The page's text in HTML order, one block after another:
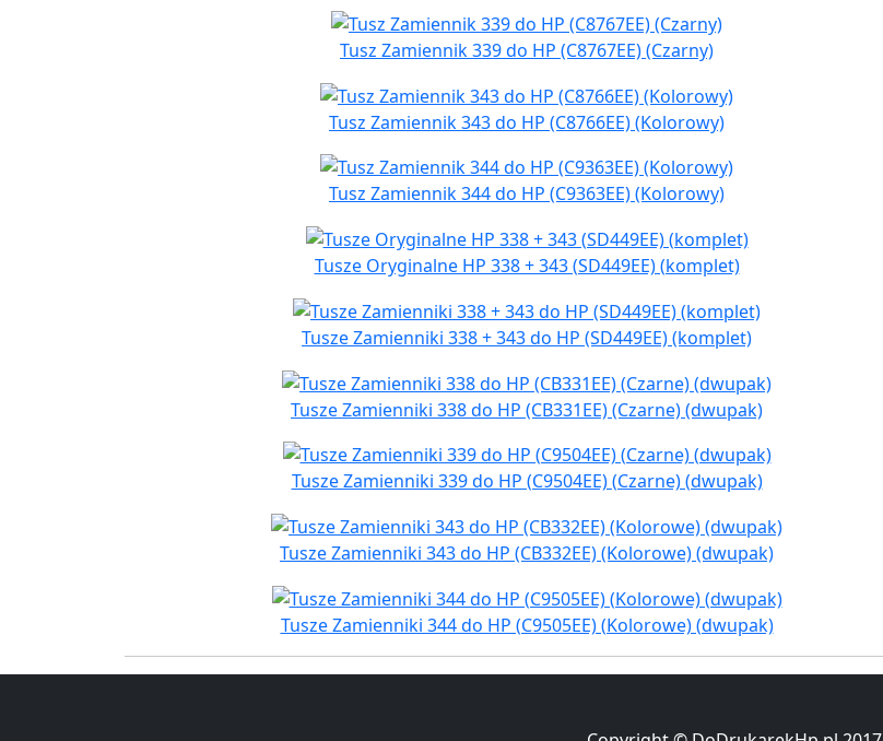
Tusz Zamiennik 339 do HP (C8767EE) (Czarny)
Tusz Zamiennik 343 do HP (C8766EE) (Kolorowy)
Tusz Zamiennik 344 do HP (C9363EE) (Kolorowy)
Tusze Oryginalne HP 338 + 343 (SD449EE) (komplet)
Tusze Zamienniki 338 + 343 do HP (SD449EE) (komplet)
Tusze Zamienniki 338 do HP (CB331EE) (Czarne) (dwupak)
Tusze Zamienniki 339 do HP (C9504EE) (Czarne) (dwupak)
Tusze Zamienniki 343 do HP (CB332EE) (Kolorowe) (dwupak)
Tusze Zamienniki 344 do HP (C9505EE) (Kolorowe) (dwupak)